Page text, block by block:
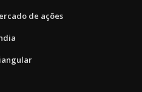
de ações